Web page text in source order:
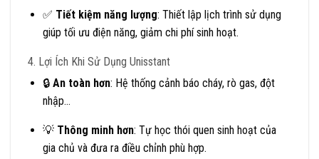
✅ Tiết kiệm năng lượng: Thiết lập lịch trình sử dụng
giúp tối ưu điện năng, giảm chi phí sinh hoạt.
4. Lợi Ích Khi Sử Dụng Unisstant
🔒 An toàn hơn: Hệ thống cảnh báo cháy, rò gas, đột
nhập…
💡 Thông minh hơn: Tự học thói quen sinh hoạt của
gia chủ và đưa ra điều chỉnh phù hợp.